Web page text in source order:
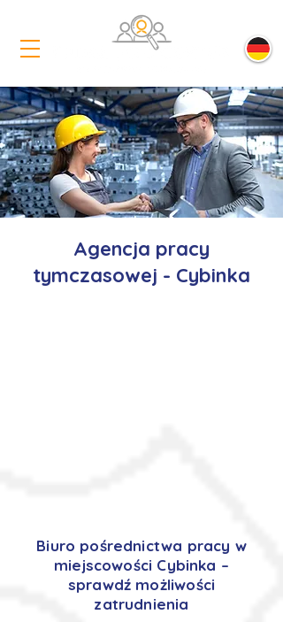
Agencja pracy
tymczasowej - Cybinka
Biuro pośrednictwa pracy w
miejscowości Cybinka –
sprawdź możliwości
zatrudnienia